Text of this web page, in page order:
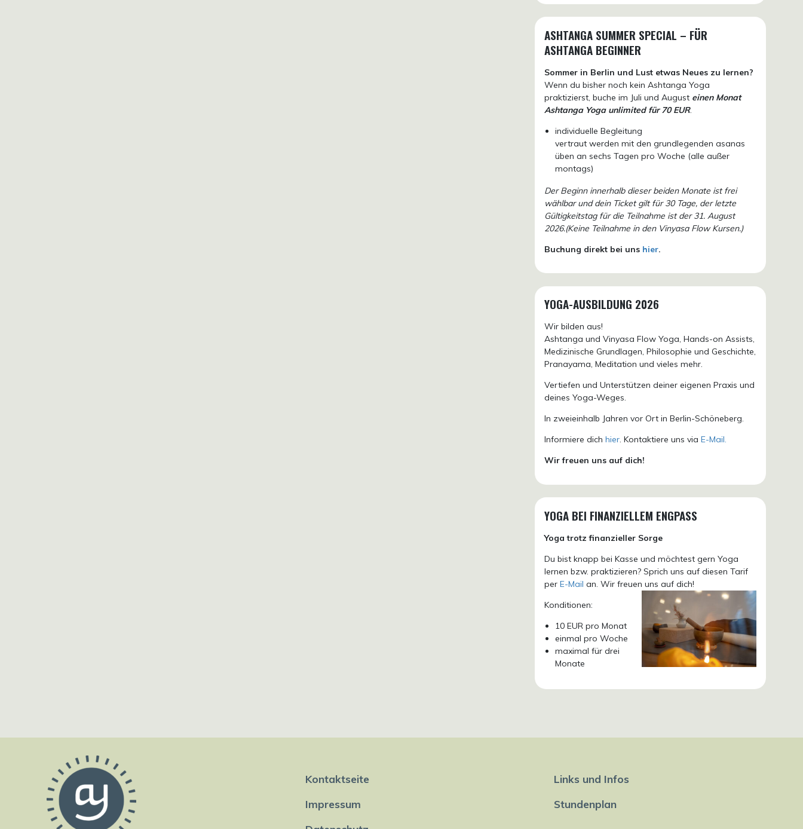
ASHTANGA SUMMER SPECIAL – FÜR
ASHTANGA BEGINNER
Sommer in Berlin und Lust etwas Neues zu lernen?
Wenn du bisher noch kein Ashtanga Yoga
praktizierst, buche im Juli und August einen Monat
Ashtanga Yoga unlimited für 70 EUR.
individuelle Begleitung
vertraut werden mit den grundlegenden asanas
üben an sechs Tagen pro Woche (alle außer
montags)
Der Beginn innerhalb dieser beiden Monate ist frei
wählbar und dein Ticket gilt für 30 Tage, der letzte
Gültigkeitstag für die Teilnahme ist der 31. August
2026.(Keine Teilnahme in den Vinyasa Flow Kursen.)
Buchung direkt bei uns hier.
YOGA-AUSBILDUNG 2026
Wir bilden aus!
Ashtanga und Vinyasa Flow Yoga, Hands-on Assists,
Medizinische Grundlagen, Philosophie und Geschichte,
Pranayama, Meditation und vieles mehr.
Vertiefen und Unterstützen deiner eigenen Praxis und
deines Yoga-Weges.
In zweieinhalb Jahren vor Ort in Berlin-Schöneberg.
Informiere dichhier. Kontaktiere uns viaE-Mail.
Wir freuen uns auf dich!
YOGA BEI FINANZIELLEM ENGPASS
Yoga trotz finanzieller Sorge
Du bist knapp bei Kasse und möchtest gern Yoga
lernen bzw. praktizieren? Sprich uns auf diesen Tarif
perE-Mail an. Wir freuen uns auf dich!
Konditionen:
10 EUR pro Monat
einmal pro Woche
maximal für drei
Monate
Kontaktseite
Impressum
Links und Infos
Stundenplan